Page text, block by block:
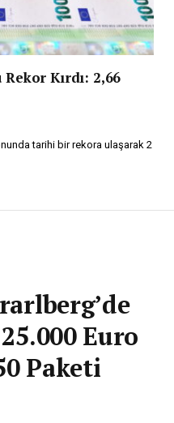
Kırdı: 2,66
tarihi bir rekora ulaşarak 2
Euro
Paketi